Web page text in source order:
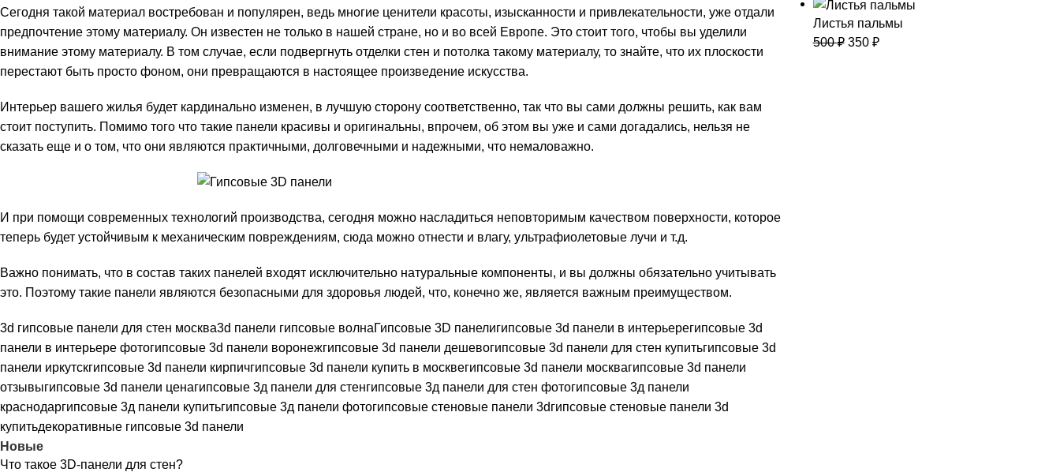
Сегодня такой материал востребован и популярен, ведь многие ценители красоты, изысканности и привлекательности, уже отдали
предпочтение этому материалу. Он известен не только в нашей стране, но и во всей Европе. Это стоит того, чтобы вы уделили
внимание этому материалу. В том случае, если подвергнуть отделки стен и потолка такому материалу, то знайте, что их плоскости
перестают быть просто фоном, они превращаются в настоящее произведение искусства.
Интерьер вашего жилья будет кардинально изменен, в лучшую сторону соответственно, так что вы сами должны решить, как вам
стоит поступить. Помимо того что такие панели красивы и оригинальны, впрочем, об этом вы уже и сами догадались, нельзя не
сказать еще и о том, что они являются практичными, долговечными и надежными, что немаловажно.
И при помощи современных технологий производства, сегодня можно насладиться неповторимым качеством поверхности, которое
теперь будет устойчивым к механическим повреждениям, сюда можно отнести и влагу, ультрафиолетовые лучи и т.д.
Важно понимать, что в состав таких панелей входят исключительно натуральные компоненты, и вы должны обязательно учитывать
это. Поэтому такие панели являются безопасными для здоровья людей, что, конечно же, является важным преимуществом.
3d гипсовые панели для стен москва3d панели гипсовые волнаГипсовые 3D панелигипсовые 3d панели в интерьерегипсовые 3d
панели в интерьере фотогипсовые 3d панели воронежгипсовые 3d панели дешевогипсовые 3d панели для стен купитьгипсовые 3d
панели иркутскгипсовые 3d панели кирпичгипсовые 3d панели купить в москвегипсовые 3d панели москвагипсовые 3d панели
отзывыгипсовые 3d панели ценагипсовые 3д панели для стенгипсовые 3д панели для стен фотогипсовые 3д панели
краснодаргипсовые 3д панели купитьгипсовые 3д панели фотогипсовые стеновые панели 3dгипсовые стеновые панели 3d
купитьдекоративные гипсовые 3d панели
Новые
Что такое 3D-панели для стен?
Листья пальмы
500₽ 350 ₽